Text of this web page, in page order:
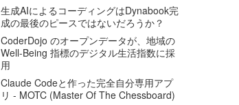
生成AIによるコーディングはDynabook完
成の最後のピースではないだろうか？
CoderDojo のオープンデータが、地域の
Well-Being 指標のデジタル生活指数に採
用
Claude Codeと作った完全自分専用アプ
リ - MOTC (Master Of The Chessboard)